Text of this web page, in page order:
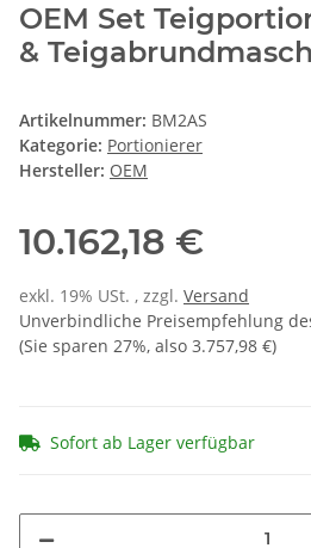
OEM Set
&
Artikelnummer: BM2AS
Kategorie: Portionierer
Hersteller: OEM
10.162,18 €
exkl. 19% USt. , zzgl. Versand
Unverbindliche Preisempfehlung
(Sie sparen 27%, also 3.757,98 €)
Sofort ab Lager verfügbar